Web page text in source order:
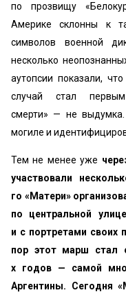
по прозвищу
Америке склонны к
символов военной
несколько
аутопсии показали,
случай стал
смерти» — не
могиле и
Тем не менее уже
участвовали
го «Матери»
по центральной
и с портретами своих
пор этот марш стал
х годов — самой
Аргентины. Сегодня